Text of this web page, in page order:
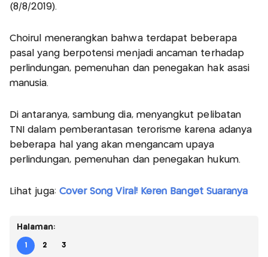
(8/8/2019).
Choirul menerangkan bahwa terdapat beberapa
pasal yang berpotensi menjadi ancaman terhadap
perlindungan, pemenuhan dan penegakan hak asasi
manusia.
Di antaranya, sambung dia, menyangkut pelibatan
TNI dalam pemberantasan terorisme karena adanya
beberapa hal yang akan mengancam upaya
perlindungan, pemenuhan dan penegakan hukum.
Lihat juga: Cover Song Viral! Keren Banget Suaranya
Halaman:
1 2 3